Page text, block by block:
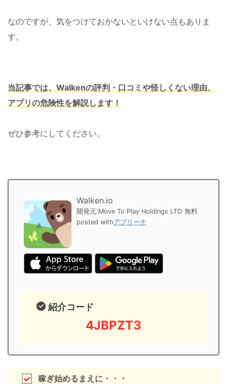
なのですが、気をつけておかないといけない点もありま
す。
当記事では、Walkenの評判・口コミや怪しくない理由、
アプリの危険性を解説します！
ぜひ参考にしてください。
Walken.io
開発元:Move To Play Holdings LTD 無料
posted withアプリーチ
紹介コード
4JBPZT3
稼ぎ始めるまえに・・・